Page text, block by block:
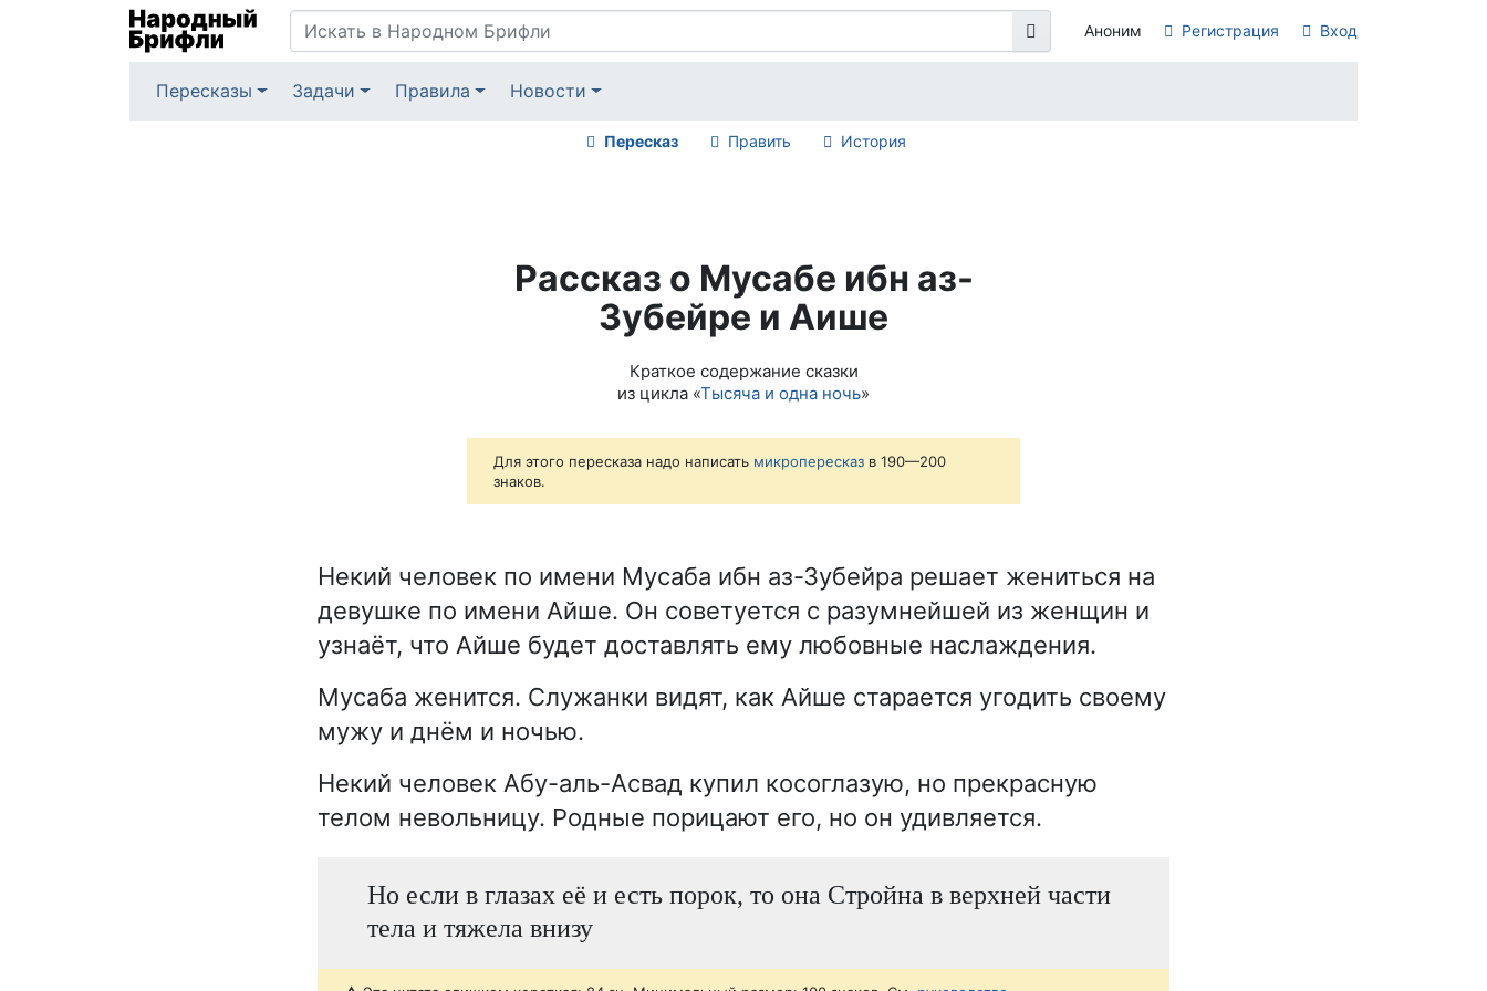
Аноним Регистрация Вход
Пересказы Задачи Правила Новости
Пересказ Править История
Рассказ о Мусабе ибн аз-
Зубейре и Аише
Краткое содержание сказки
из цикла «Тысяча и одна ночь»
Для этого пересказа надо написать микропересказ в 190—200
знаков.
Некий человек по имени Мусаба ибн аз-Зубейра решает жениться на
девушке по имени Айше. Он советуется с разумнейшей из женщин и
узнаёт, что Айше будет доставлять ему любовные наслаждения.
Мусаба женится. Служанки видят, как Айше старается угодить своему
мужу и днём и ночью.
Некий человек Абу-аль-Асвад купил косоглазую, но прекрасную
телом невольницу. Родные порицают его, но он удивляется.
Но если в глазах её и есть порок, то она Стройна в верхней части
тела и тяжела внизу